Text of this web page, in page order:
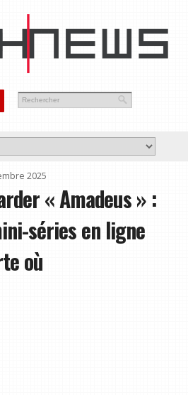
2025
« Amadeus » :
séries en ligne
où